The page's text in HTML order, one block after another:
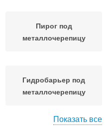
Пирог под
металлочерепицу
Гидробарьер под
металлочерепицу
Показать все